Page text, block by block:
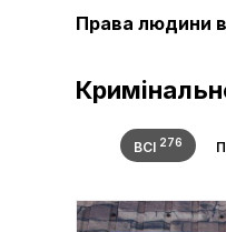
Права людини в
ВСІ276